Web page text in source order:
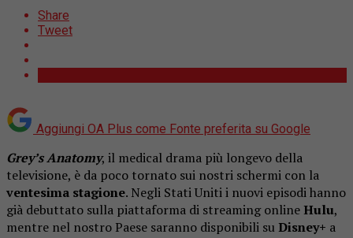
Share
Tweet
Aggiungi OA Plus come Fonte preferita su Google
Grey’s Anatomy, il medical drama più longevo della
televisione, è da poco tornato sui nostri schermi con la
ventesima stagione. Negli Stati Uniti i nuovi episodi hanno
già debuttato sulla piattaforma di streaming online Hulu,
mentre nel nostro Paese saranno disponibili su Disney+ a